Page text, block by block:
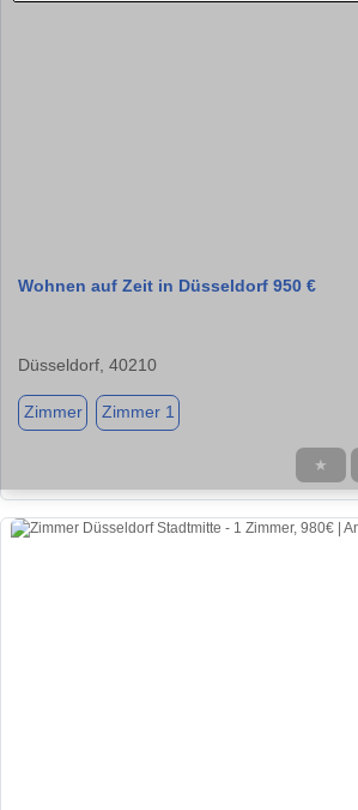
Wohnen auf Zeit in Düsseldorf 950 €
Düsseldorf, 40210
Zimmer Zimmer 1
★